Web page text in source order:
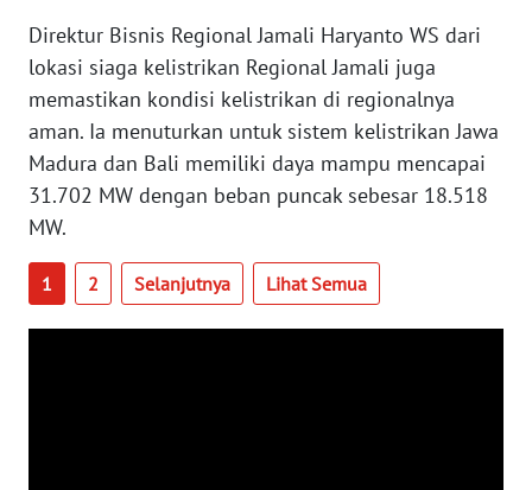
Direktur Bisnis Regional Jamali Haryanto WS dari
lokasi siaga kelistrikan Regional Jamali juga
memastikan kondisi kelistrikan di regionalnya
aman. Ia menuturkan untuk sistem kelistrikan Jawa
Madura dan Bali memiliki daya mampu mencapai
31.702 MW dengan beban puncak sebesar 18.518
MW.
1 2 Selanjutnya Lihat Semua
WN
SUMBAR
WN
BENGKULU
WN